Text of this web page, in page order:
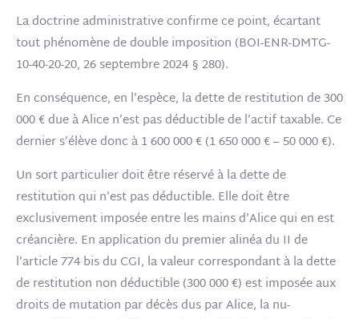
La doctrine administrative confirme ce point, écartant
tout phénomène de double imposition (BOI-ENR-DMTG-
10-40-20-20, 26 septembre 2024 § 280).
En conséquence, en l’espèce, la dette de restitution de 300
000 € due à Alice n’est pas déductible de l’actif taxable. Ce
dernier s’élève donc à 1 600 000 € (1 650 000 € – 50 000 €).
Un sort particulier doit être réservé à la dette de
restitution qui n’est pas déductible. Elle doit être
exclusivement imposée entre les mains d’Alice qui en est
créancière. En application du premier alinéa du II de
l’article 774 bis du CGI, la valeur correspondant à la dette
de restitution non déductible (300 000 €) est imposée aux
droits de mutation par décès dus par Alice, la nu-